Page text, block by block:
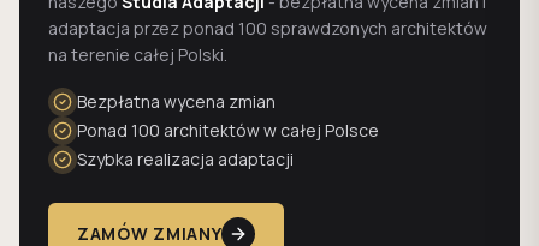
adaptacja przez ponad 100 sprawdzonych architektów
na terenie całej Polski.
Bezpłatna wycena zmian
Ponad 100 architektów w całej Polsce
Szybka realizacja adaptacji
ZAMÓW ZMIANY